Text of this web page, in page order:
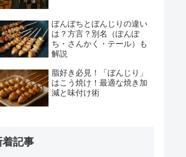
ぼんぼちとぼんじりの違い
は？方言？別名（ぽんぽ
ち・さんかく・テール）も
解説
脂好き必見！「ぼんじり」
はこう焼け！最適な焼き加
減と味付け術
着記事